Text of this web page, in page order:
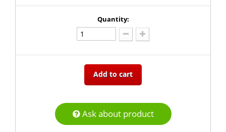
Quantity:
Add to cart
Ask about product